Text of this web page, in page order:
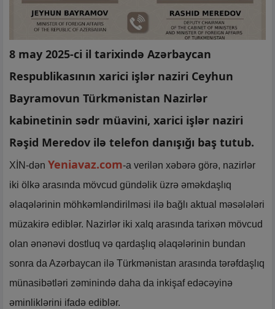
8 may 2025-ci il tarixində Azərbaycan
Respublikasının xarici işlər naziri Ceyhun
Bayramovun Türkmənistan Nazirlər
kabinetinin sədr müavini, xarici işlər naziri
Rəşid Meredov ilə telefon danışığı baş tutub.
XİN-dən Yeniavaz.com-a verilən xəbərə görə, nazirlər
iki ölkə arasında mövcud gündəlik üzrə əməkdaşlıq
əlaqələrinin möhkəmləndirilməsi ilə bağlı aktual məsələləri
müzakirə ediblər. Nazirlər iki xalq arasında tarixən mövcud
olan ənənəvi dostluq və qardaşlıq əlaqələrinin bundan
sonra da Azərbaycan ilə Türkmənistan arasında tərəfdaşlıq
münasibətləri zəminində daha da inkişaf edəcəyinə
əminliklərini ifadə ediblər.